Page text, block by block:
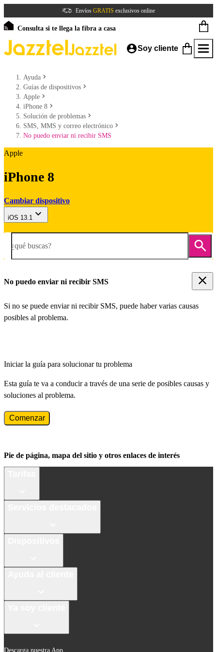
Envíos GRATIS exclusivos online
Consulta si te llega la fibra a casa
Soy cliente
Ayuda
Guías de dispositivos
Apple
iPhone 8
Solución de problemas
SMS, MMS y correo electrónico
No puedo enviar ni recibir SMS
Apple
iPhone 8
Cambiar dispositivo
iOS 13.1
¿qué buscas?
No puedo enviar ni recibir SMS
Si no se puede enviar ni recibir SMS, puede haber varias causas
posibles al problema.
Iniciar la guía para solucionar tu problema
Esta guía te va a conducir a través de una serie de posibles causas y
soluciones al problema.
Comenzar
Pie de página, mapa del sitio y otros enlaces de interés
Descarga nuestra App